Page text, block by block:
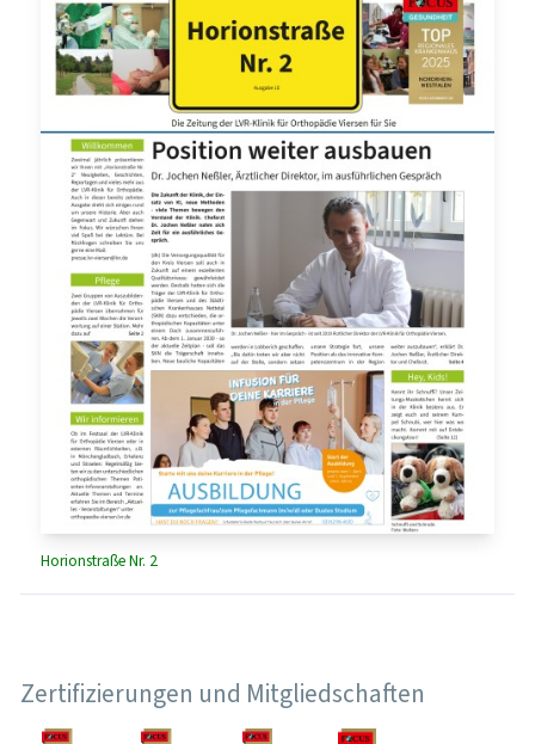
Horionstraße Nr. 2
Zertifizierungen und Mitgliedschaften